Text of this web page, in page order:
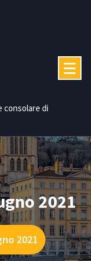
consolare di
2021
2021